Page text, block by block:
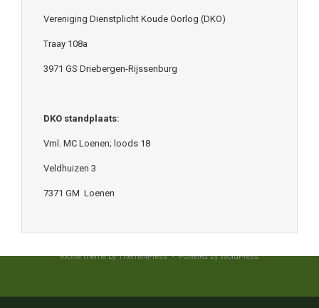
Vereniging Dienstplicht Koude Oorlog (DKO)
Traay 108a
3971 GS Driebergen-Rijssenburg
DKO standplaats:
Vml. MC Loenen; loods 18
Veldhuizen 3
7371 GM Loenen
evolvetheme by Theme4Press • Powered byWordPress